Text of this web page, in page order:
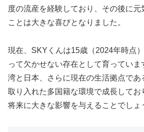
度の流産を経験しており、その後に元
ことは大きな喜びとなりました。
現在、SKYくんは15歳（2024年時点
って欠かせない存在として育っていま
湾と日本、さらに現在の生活拠点であ
取り入れた多国籍な環境で成長してお
将来に大きな影響を与えることでしょ